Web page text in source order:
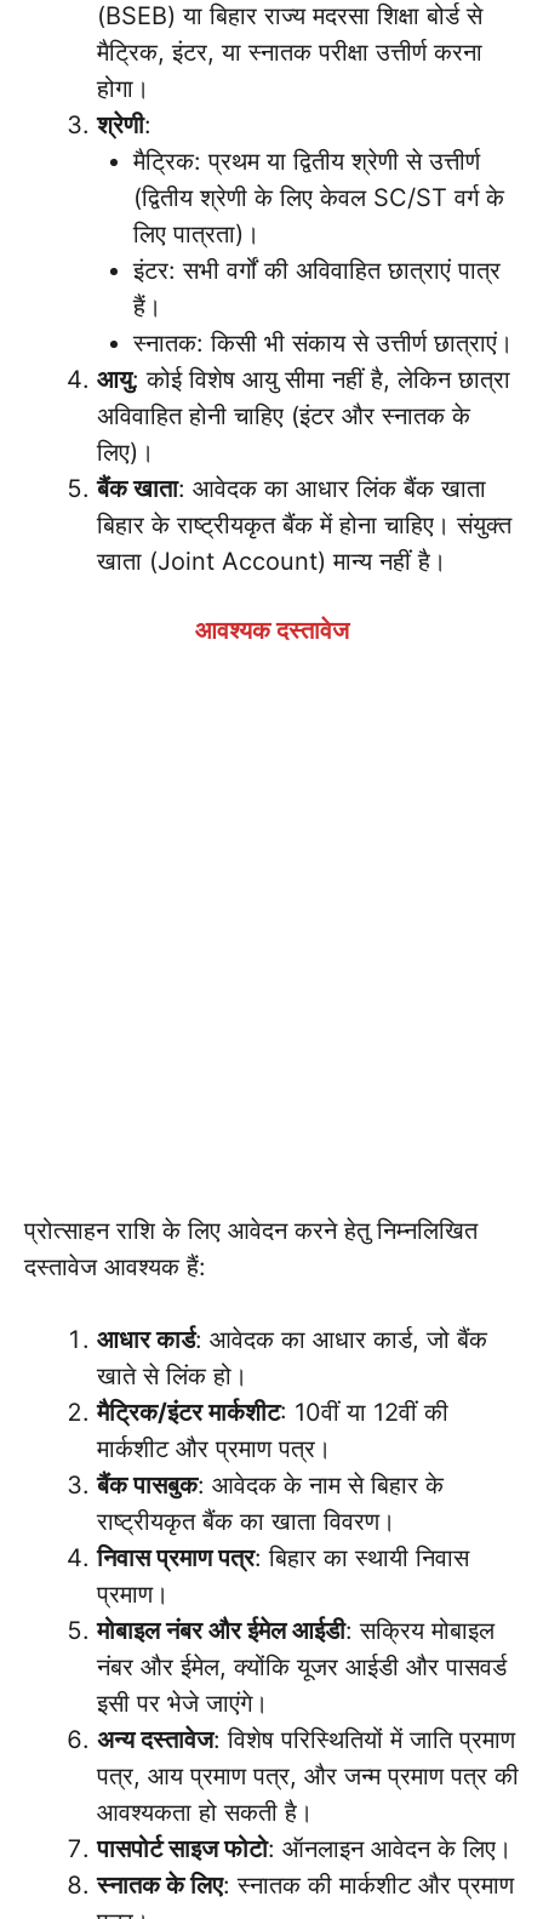
(BSEB) या बिहार राज्य मदरसा शिक्षा बोर्ड से
मैट्रिक, इंटर, या स्नातक परीक्षा उत्तीर्ण करना
होगा।
श्रेणी:
मैट्रिक: प्रथम या द्वितीय श्रेणी से उत्तीर्ण
(द्वितीय श्रेणी के लिए केवल SC/ST वर्ग के
लिए पात्रता)।
इंटर: सभी वर्गों की अविवाहित छात्राएं पात्र
हैं।
स्नातक: किसी भी संकाय से उत्तीर्ण छात्राएं।
आयु: कोई विशेष आयु सीमा नहीं है, लेकिन छात्रा
अविवाहित होनी चाहिए (इंटर और स्नातक के
लिए)।
बैंक खाता: आवेदक का आधार लिंक बैंक खाता
बिहार के राष्ट्रीयकृत बैंक में होना चाहिए। संयुक्त
खाता (Joint Account) मान्य नहीं है।
आवश्यक दस्तावेज
प्रोत्साहन राशि के लिए आवेदन करने हेतु निम्नलिखित
दस्तावेज आवश्यक हैं:
आधार कार्ड: आवेदक का आधार कार्ड, जो बैंक
खाते से लिंक हो।
मैट्रिक/इंटर मार्कशीट: 10वीं या 12वीं की
मार्कशीट और प्रमाण पत्र।
बैंक पासबुक: आवेदक के नाम से बिहार के
राष्ट्रीयकृत बैंक का खाता विवरण।
निवास प्रमाण पत्र: बिहार का स्थायी निवास
प्रमाण।
मोबाइल नंबर और ईमेल आईडी: सक्रिय मोबाइल
नंबर और ईमेल, क्योंकि यूजर आईडी और पासवर्ड
इसी पर भेजे जाएंगे।
अन्य दस्तावेज: विशेष परिस्थितियों में जाति प्रमाण
पत्र, आय प्रमाण पत्र, और जन्म प्रमाण पत्र की
आवश्यकता हो सकती है।
पासपोर्ट साइज फोटो: ऑनलाइन आवेदन के लिए।
स्नातक के लिए: स्नातक की मार्कशीट और प्रमाण